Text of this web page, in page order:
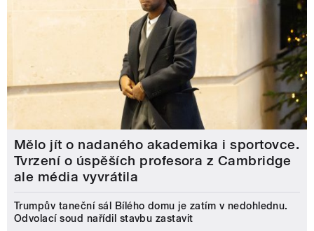
Mělo jít o nadaného akademika i sportovce.
Tvrzení o úspěších profesora z Cambridge
ale média vyvrátila
Trumpův taneční sál Bílého domu je zatím v nedohlednu.
Odvolací soud nařídil stavbu zastavit